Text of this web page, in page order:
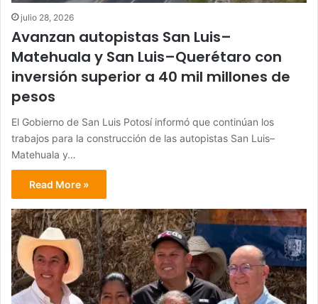
julio 28, 2026
Avanzan autopistas San Luis–
Matehuala y San Luis–Querétaro con
inversión superior a 40 mil millones de
pesos
El Gobierno de San Luis Potosí informó que continúan los
trabajos para la construcción de las autopistas San Luis–
Matehuala y…
Read More »